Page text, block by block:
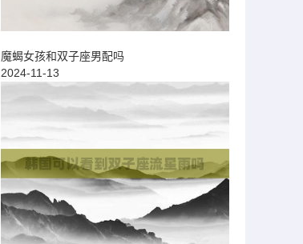
魔蝎女孩和双子座男配吗
2024-11-13